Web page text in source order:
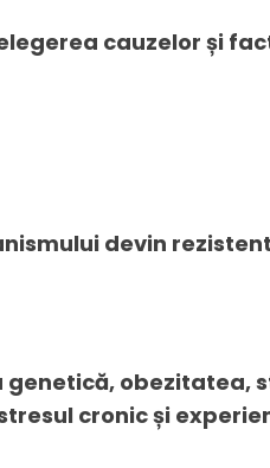
cauzelor și
devin
obezitatea,
cronic și